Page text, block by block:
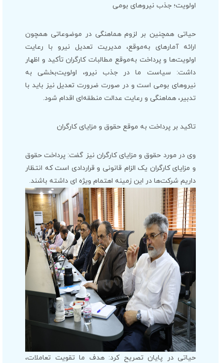
اولویت؛ جذب نیروهای بومی
حیاتی همچنین بر لزوم هماهنگی در موضوعاتی همچون
ارائه آمارهای به‌موقع، مدیریت تعدیل نیرو با رعایت
اولویت‌ها و پرداخت به‌موقع مطالبات کارگران تأکید و اظهار
داشت: سیاست ما در جذب نیرو، اولویت‌بخشی به
نیروهای بومی است و در صورت ضرورت تعدیل نیز باید با
تدبیر، هماهنگی و رعایت عدالت منطقه‌ای اقدام شود.
تاکید بر پرداخت به موقع حقوق و مزایای کارگران
وی در مورد حقوق و مزایای کارگران نیز گفت: پرداخت حقوق
و مزایای کارگران یک الزام قانونی و قراردادی است که انتظار
داریم شرکت‌ها در این زمینه اهتمام ویژه ای داشته باشند.
حیاتی در پایان تصریح کرد: هدف ما تقویت تعاملات،